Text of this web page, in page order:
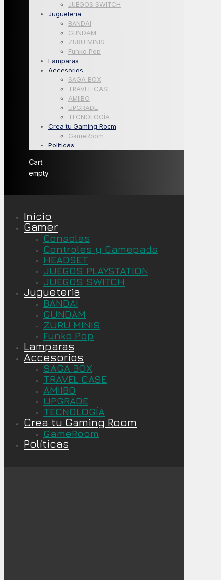
JUEGOS SWITCH
Jugueteria
BANDAI
GUNDAM
ZURU MINIS
Funko Pop
Lamparas
Accesorios
SAGA BOX
TRAVEL CASE
AMIIBO
UPGRADE
TECNOLOGÍA
Crea tu Gaming Room
GameRoom
Políticas
Cart
empty
Inicio
Gamer
Consolas
Controles y Gamepads
HEADSET
JUEGOS PLAYSTATION
JUEGOS SWITCH
Jugueteria
BANDAI
GUNDAM
ZURU MINIS
Funko Pop
Lamparas
Accesorios
SAGA BOX
TRAVEL CASE
AMIIBO
UPGRADE
TECNOLOGÍA
Crea tu Gaming Room
GameRoom
Políticas